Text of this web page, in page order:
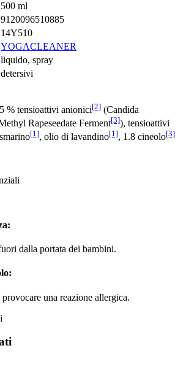
500 ml
9120096510885
14Y510
YOGACLEANER
liquido, spray
detersivi
% tensioattivi anionici[2] (Candida
Rapeseedate Ferment[3]), tensioattivi
[1], olio di lavandino[1], 1.8 cineolo[3]
dalla portata dei bambini.
una reazione allergica.